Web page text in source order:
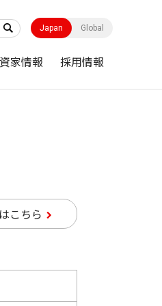
Japan Global
家情報 採用情報
こちら